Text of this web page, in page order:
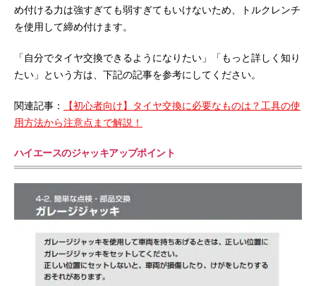
め付ける力は強すぎても弱すぎてもいけないため、トルクレンチ
を使用して締め付けます。
「自分でタイヤ交換できるようになりたい」「もっと詳しく知り
たい」という方は、下記の記事を参考にしてください。
関連記事：
【初心者向け】タイヤ交換に必要なものは？工具の使
用方法から注意点まで解説！
ハイエースのジャッキアップポイント